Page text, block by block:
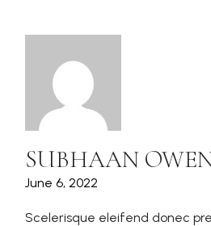
SUBHAAN
June 6, 2022
Scelerisque eleifend donec